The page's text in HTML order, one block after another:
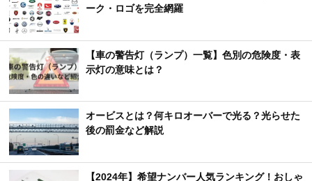
ーク・ロゴを完全網羅
【車の警告灯（ランプ）一覧】色別の危険度・表
示灯の意味とは？
オービスとは？何キロオーバーで光る？光らせた
後の罰金など解説
【2024年】希望ナンバー人気ランキング！おしゃ